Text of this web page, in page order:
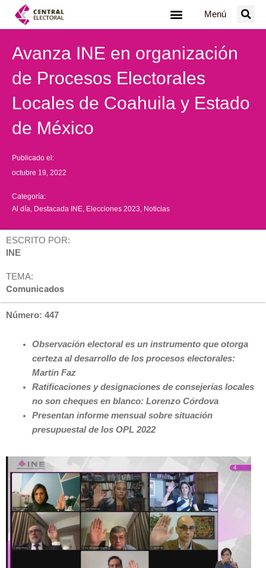
Menú
Avanza INE en organización
de Procesos Electorales
Locales de Coahuila y Estado
de México
Publicado el:
octubre 19, 2022
Categoría:
Al día Destacada INE Elecciones 2023 Noticias
ESCRITO POR:
INE
TEMA:
Comunicados
Número: 447
Observación electoral es un instrumento que otorga
certeza al desarrollo de los procesos electorales:
Martín Faz
Ratificaciones y designaciones de consejerías locales
no son cheques en blanco: Lorenzo Córdova
Presentan informe mensual sobre situación
presupuestal de los OPL 2022